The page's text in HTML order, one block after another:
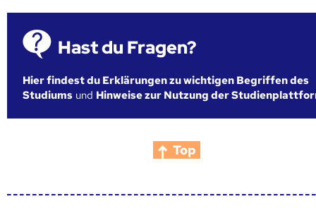
Hast du Fragen?
Hier findest du Erklärungen zu wichtigen Begriffen des
Studiums und Hinweise zur Nutzung der
Top